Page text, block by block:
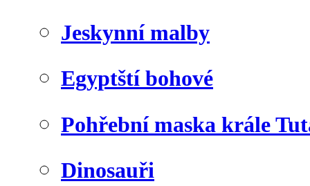
Jeskynní malby
Egyptští bohové
Pohřební maska krále
Dinosauři